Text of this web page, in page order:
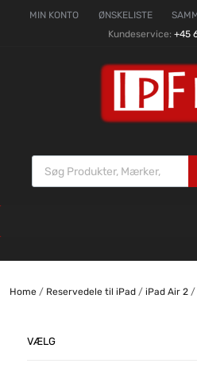
MIN KONTO ØNSKELISTE
Kundeservice: +45
Home/ Reservedele til iPad/ iPad Air 2/
VÆLG